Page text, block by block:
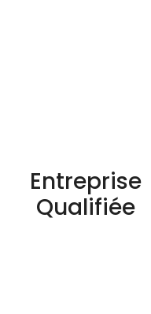
Entreprise
Qualifiée